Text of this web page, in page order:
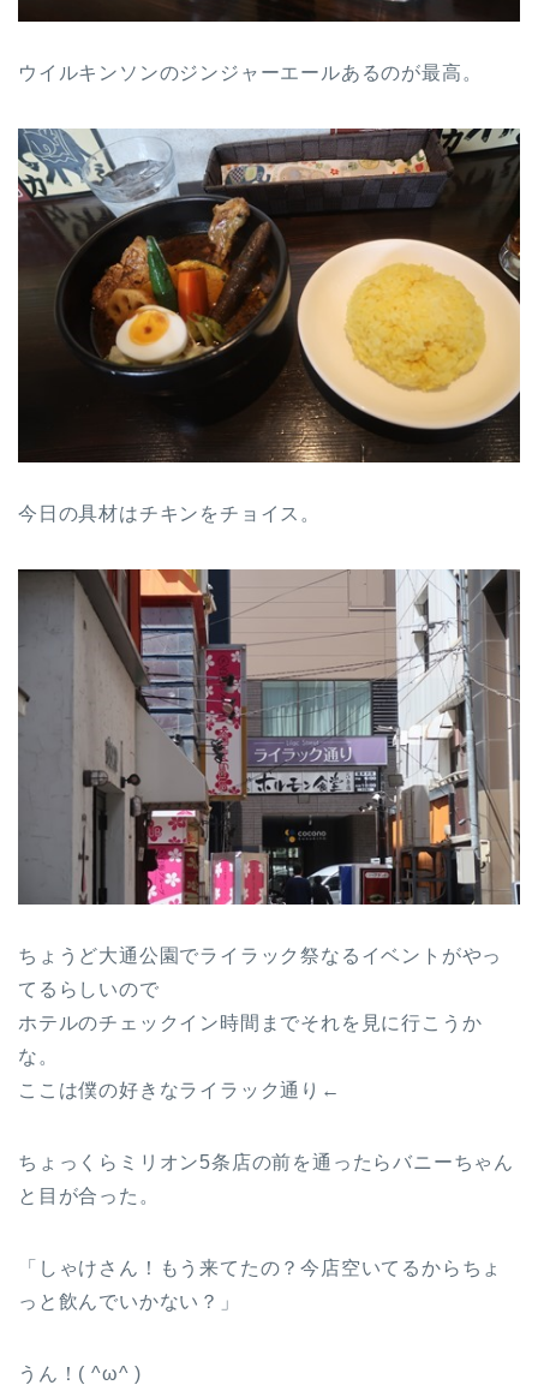
ウイルキンソンのジンジャーエールあるのが最高。
今日の具材はチキンをチョイス。
ちょうど大通公園でライラック祭なるイベントがやっ
てるらしいので
ホテルのチェックイン時間までそれを見に行こうか
な。
ここは僕の好きなライラック通り←
ちょっくらミリオン5条店の前を通ったらバニーちゃん
と目が合った。
「しゃけさん！もう来てたの？今店空いてるからちょ
っと飲んでいかない？」
うん！( ^ω^ )